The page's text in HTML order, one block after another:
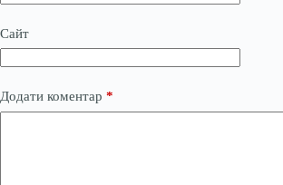
Сайт
Додати коментар *